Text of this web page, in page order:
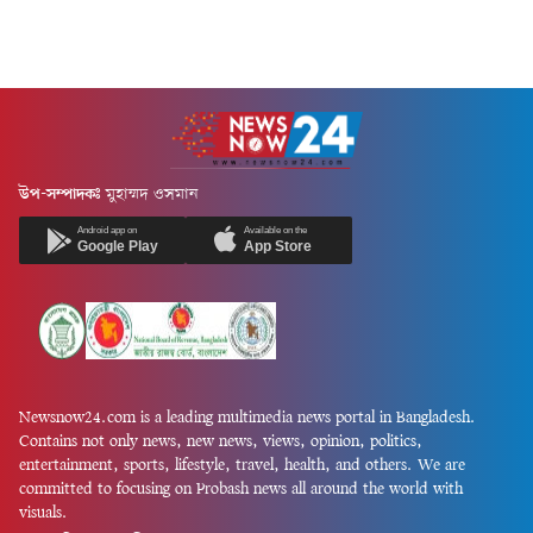
উপ-সম্পাদকঃ মুহাম্মদ ওসমান
Android app on
Google Play
Available on the
App Store
Newsnow24.com is a leading multimedia news portal in Bangladesh.
Contains not only news, new news, views, opinion, politics,
entertainment, sports, lifestyle, travel, health, and others. We are
committed to focusing on Probash news all around the world with
visuals.